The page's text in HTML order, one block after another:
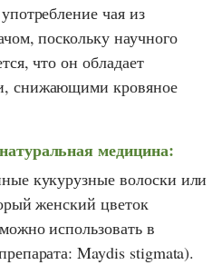
чая из
поскольку научного
что он обладает
снижающими кровяное
медицина:
кукурузные волоски или
женский цветок
использовать в
Maydis stigmata).